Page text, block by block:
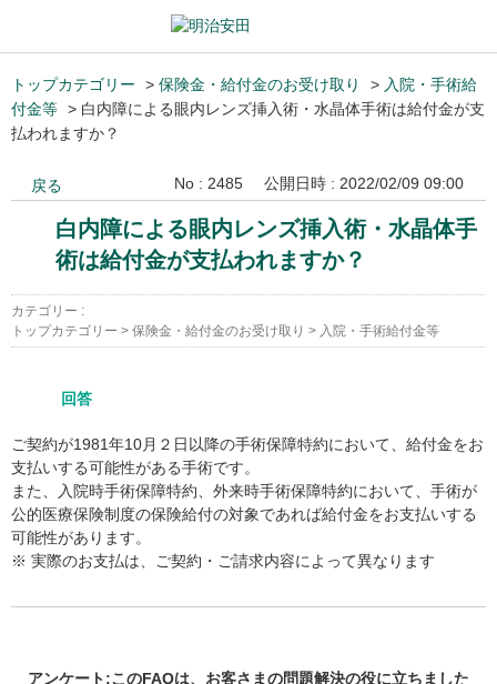
トップカテゴリー > 保険金・給付金のお受け取り > 入院・手術給
付金等 > 白内障による眼内レンズ挿入術・水晶体手術は給付金が支
払われますか？
戻る No : 2485 公開日時 : 2022/02/09 09:00
白内障による眼内レンズ挿入術・水晶体手
術は給付金が支払われますか？
カテゴリー :
トップカテゴリー > 保険金・給付金のお受け取り > 入院・手術給付金等
回答
ご契約が1981年10月２日以降の手術保障特約において、給付金をお
支払いする可能性がある手術です。
また、入院時手術保障特約、外来時手術保障特約において、手術が
公的医療保険制度の保険給付の対象であれば給付金をお支払いする
可能性があります。
※ 実際のお支払は、ご契約・ご請求内容によって異なります
アンケート:このFAQは、お客さまの問題解決の役に立ちました